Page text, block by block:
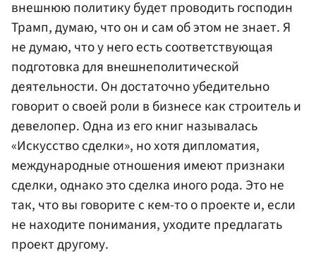
внешнюю политику будет проводить господин
Трамп, думаю, что он и сам об этом не знает. Я
не думаю, что у него есть соответствующая
подготовка для внешнеполитической
деятельности. Он достаточно убедительно
говорит о своей роли в бизнесе как строитель и
девелопер. Одна из его книг называлась
«Искусство сделки», но хотя дипломатия,
международные отношения имеют признаки
сделки, однако это сделка иного рода. Это не
так, что вы говорите с кем-то о проекте и, если
не находите понимания, уходите предлагать
проект другому.